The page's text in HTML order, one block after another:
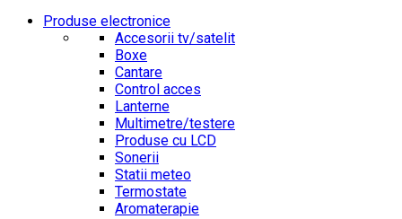
Produse electronice
Accesorii tv/satelit
Boxe
Cantare
Control acces
Lanterne
Multimetre/testere
Produse cu LCD
Sonerii
Statii meteo
Termostate
Aromaterapie